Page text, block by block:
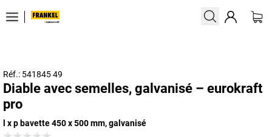
Réf.: 541845 49
Diable avec semelles, galvanisé – eurokraft
pro
l x p bavette 450 x 500 mm, galvanisé